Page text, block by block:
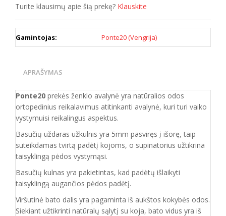
Turite klausimų apie šią prekę? Klauskite
Gamintojas: Ponte20 (Vengrija)
APRAŠYMAS
Ponte20 prekės ženklo avalynė yra natūralios odos
ortopedinius reikalavimus atitinkanti avalynė, kuri turi vaiko
vystymuisi reikalingus aspektus.
Basučių uždaras užkulnis yra 5mm pasviręs į išorę, taip
suteikdamas tvirtą padėtį kojoms, o supinatorius užtikrina
taisyklingą pėdos vystymąsi.
Basučių kulnas yra pakietintas, kad padėtų išlaikyti
taisyklingą augančios pėdos padėtį.
Viršutinė bato dalis yra pagaminta iš aukštos kokybės odos.
Siekiant užtikrinti natūralų sąlytį su koja, bato vidus yra iš